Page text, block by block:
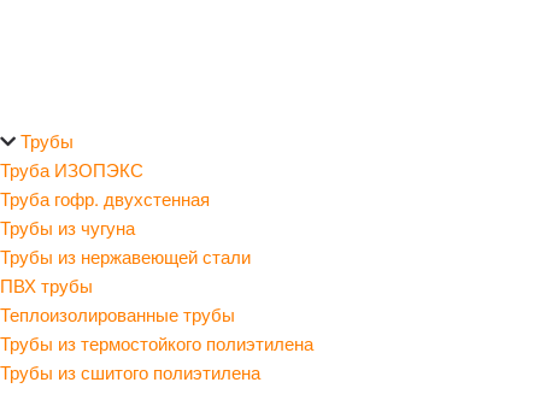
Трубы
Труба ИЗОПЭКС
Труба гофр. двухстенная
Трубы из чугуна
Трубы из нержавеющей стали
ПВХ трубы
Теплоизолированные трубы
Трубы из термостойкого полиэтилена
Трубы из сшитого полиэтилена